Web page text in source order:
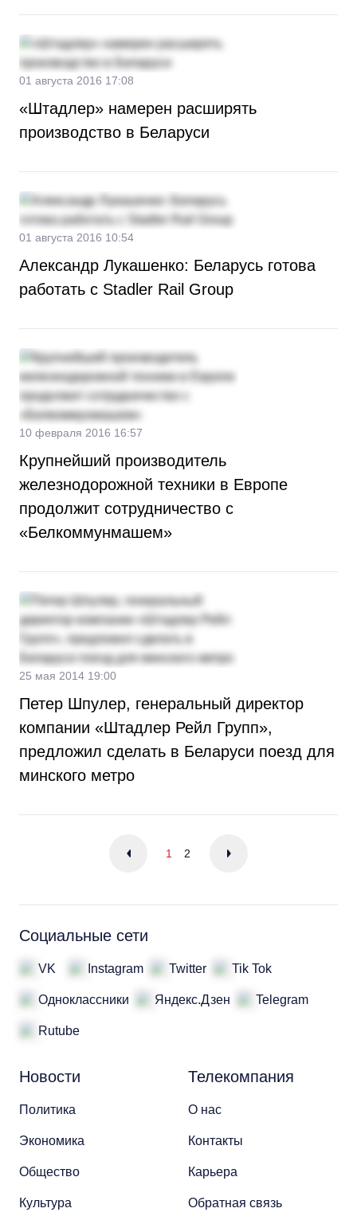
01 августа 2016 17:08
«Штадлер» намерен расширять
производство в Беларуси
01 августа 2016 10:54
Александр Лукашенко: Беларусь готова
работать с Stadler Rail Group
10 февраля 2016 16:57
Крупнейший производитель
железнодорожной техники в Европе
продолжит сотрудничество с
«Белкоммунмашем»
25 мая 2014 19:00
Петер Шпулер, генеральный директор
компании «Штадлер Рейл Групп»,
предложил сделать в Беларуси поезд для
минского метро
1 2
Новости
Политика
Экономика
Общество
Культура
Телекомпания
О нас
Контакты
Карьера
Обратная связь
Социальные сети
VK Instagram Twitter Tik Tok
Одноклассники Яндекс.Дзен Telegram
Rutube